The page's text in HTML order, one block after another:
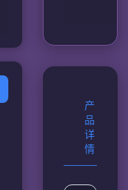
产
品
详
情